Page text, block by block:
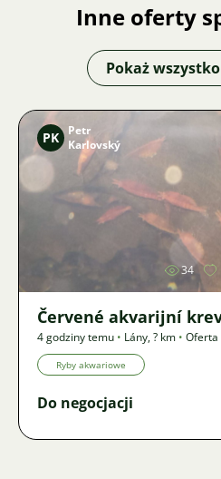
Inne oferty
Pokaż wszystko
PK
Petr
Karlovský
34
Červené akvarijní
4 godziny temu • Lány,? km • Oferta
Ryby akwariowe
Do negocjacji